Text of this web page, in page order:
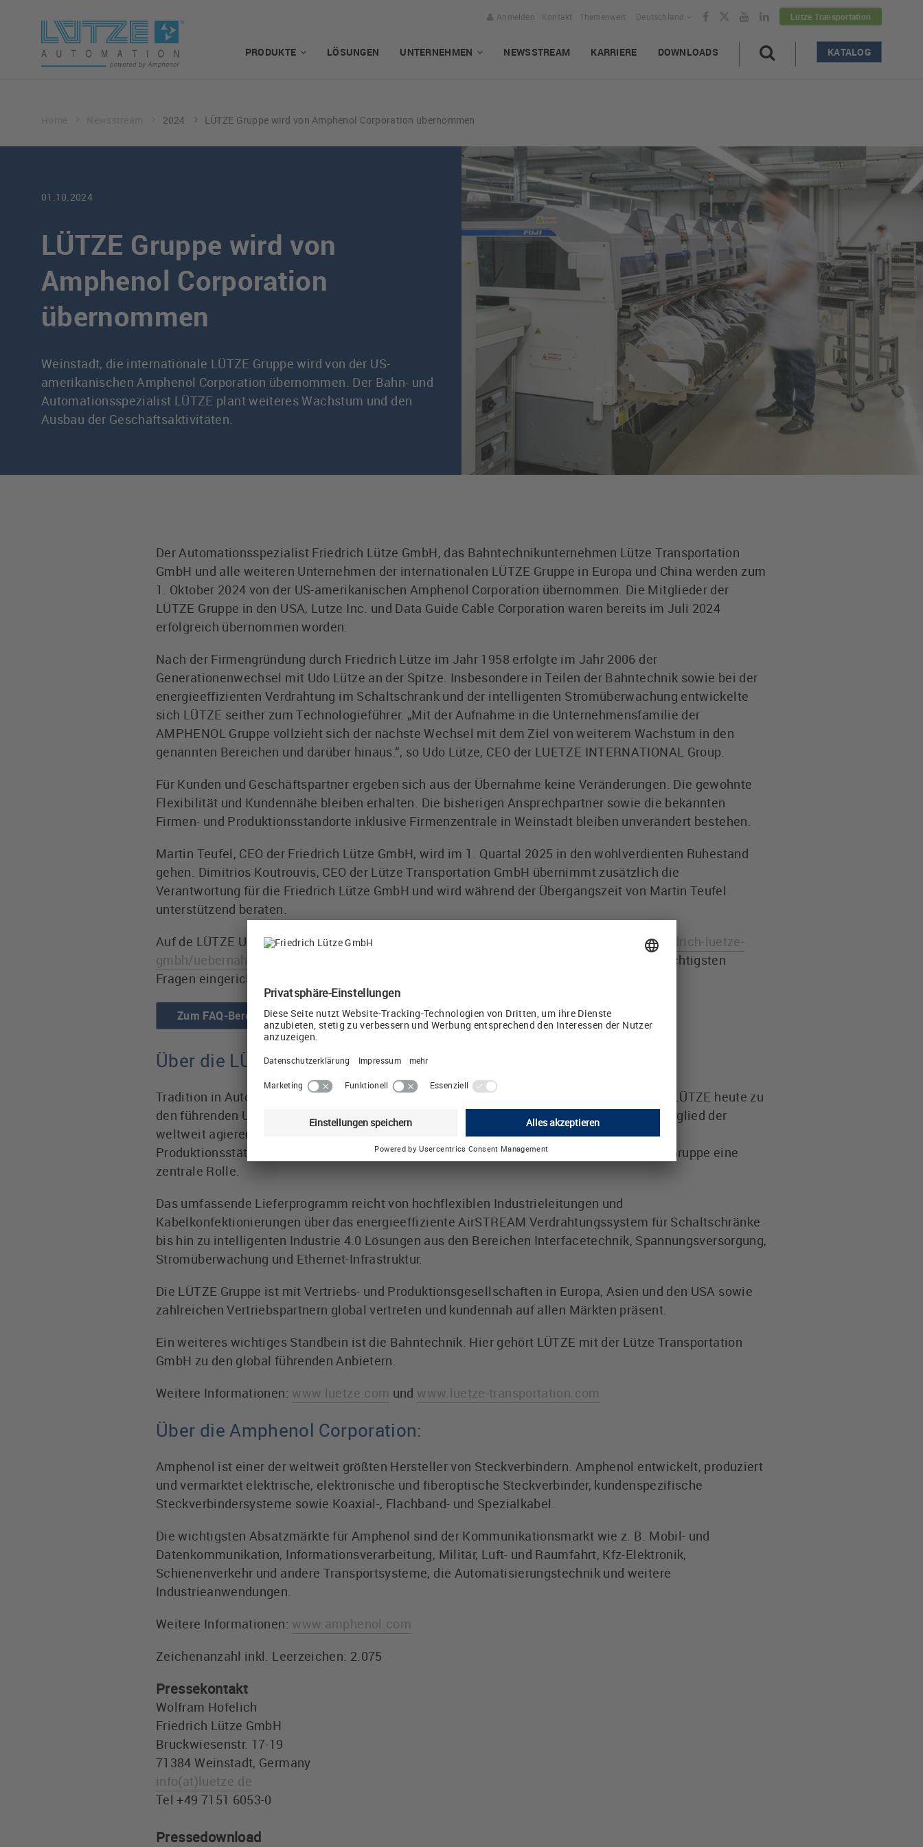
Lütze Transportation
Deutschland
Anmelden Kontakt Themenwelt
PRODUKTE LÖSUNGEN UNTERNEHMEN NEWSSTREAM KARRIERE DOWNLOADS KATALOG
2024 LÜTZE Gruppe wird von Amphenol Corporation übernommen
01.10.2024
LÜTZE Gruppe wird von
Amphenol Corporation
übernommen
Weinstadt, die internationale LÜTZE Gruppe wird von der US-
amerikanischen Amphenol Corporation übernommen. Der Bahn- und
Automationsspezialist LÜTZE plant weiteres Wachstum und den
Ausbau der Geschäftsaktivitäten.
Der Automationsspezialist Friedrich Lütze GmbH, das Bahntechnikunternehmen Lütze Transportation
GmbH und alle weiteren Unternehmen der internationalen LÜTZE Gruppe in Europa und China werden zum
1. Oktober 2024 von der US-amerikanischen Amphenol Corporation übernommen. Die Mitglieder der
LÜTZE Gruppe in den USA, Lutze Inc. und Data Guide Cable Corporation waren bereits im Juli 2024
erfolgreich übernommen worden.
Nach der Firmengründung durch Friedrich Lütze im Jahr 1958 erfolgte im Jahr 2006 der
Generationenwechsel mit Udo Lütze an der Spitze. Insbesondere in Teilen der Bahntechnik sowie bei der
energieeffizienten Verdrahtung im Schaltschrank und der intelligenten Stromüberwachung entwickelte
sich LÜTZE seither zum Technologieführer. „Mit der Aufnahme in die Unternehmensfamilie der
AMPHENOL Gruppe vollzieht sich der nächste Wechsel mit dem Ziel von weiterem Wachstum in den
genannten Bereichen und darüber hinaus.“, so Udo Lütze, CEO der LUETZE INTERNATIONAL Group.
Für Kunden und Geschäftspartner ergeben sich aus der Übernahme keine Veränderungen. Die gewohnte
Flexibilität und Kundennähe bleiben erhalten. Die bisherigen Ansprechpartner sowie die bekannten
Firmen- und Produktionsstandorte inklusive Firmenzentrale in Weinstadt bleiben unverändert bestehen.
Martin Teufel, CEO der Friedrich Lütze GmbH, wird im 1. Quartal 2025 in den wohlverdienten Ruhestand
gehen. Dimitrios Koutrouvis, CEO der Lütze Transportation GmbH übernimmt zusätzlich die
Verantwortung für die Friedrich Lütze GmbH und wird während der Übergangszeit von Martin Teufel
unterstützend beraten.
Auf de LÜTZE Unternehmensseite unter
https://www.luetze.com/de-de/unternehmen/friedrich-luetze-
gmbh/uebernahme-der-luetze-gruppe-faq
wurde ein FAQ-Bereich zur Beantwortung der wichtigsten
Fragen eingerichtet.
Zum FAQ-Bereich
Über die LÜTZE Gruppe:
Tradition in Automation seit 1958 - Mit unzähligen Pionierleistungen und Patenten gehört LÜTZE heute zu
den führenden Unternehmen in der Branche. Die Friedrich Lütze GmbH in Weinstadt ist Mitglied der
weltweit agierenden LUETZE INTERNATIONAL GROUP und spielt mit seinem Vertrieb, den
Produktionsstätten und der Entwicklungs- und Forschungsabteilung innerhalb der LÜTZE Gruppe eine
zentrale Rolle.
Das umfassende Lieferprogramm reicht von hochflexiblen Industrieleitungen und
Kabelkonfektionierungen über das energieeffiziente AirSTREAM Verdrahtungssystem für Schaltschränke
bis hin zu intelligenten Industrie 4.0 Lösungen aus den Bereichen Interfacetechnik, Spannungsversorgung,
Stromüberwachung und Ethernet-Infrastruktur.
Die LÜTZE Gruppe ist mit Vertriebs- und Produktionsgesellschaften in Europa, Asien und den USA sowie
zahlreichen Vertriebspartnern global vertreten und kundennah auf allen Märkten präsent.
Ein weiteres wichtiges Standbein ist die Bahntechnik. Hier gehört LÜTZE mit der Lütze Transportation
GmbH zu den global führenden Anbietern.
Weitere Informationen: www.luetze.com und www.luetze-transportation.com
Über die Amphenol Corporation:
Amphenol ist einer der weltweit größten Hersteller von Steckverbindern. Amphenol entwickelt, produziert
und vermarktet elektrische, elektronische und fiberoptische Steckverbinder, kundenspezifische
Steckverbindersysteme sowie Koaxial-, Flachband- und Spezialkabel.
Die wichtigsten Absatzmärkte für Amphenol sind der Kommunikationsmarkt wie z. B. Mobil- und
Datenkommunikation, Informationsverarbeitung, Militär, Luft- und Raumfahrt, Kfz-Elektronik,
Schienenverkehr und andere Transportsysteme, die Automatisierungstechnik und weitere
Industrieanwendungen.
Weitere Informationen: www.amphenol.com
Zeichenanzahl inkl. Leerzeichen: 2.075
Pressekontakt
Wolfram Hofelich
Friedrich Lütze GmbH
Bruckwiesenstr. 17-19
71384 Weinstadt, Germany
info(at)luetze.de
Tel +49 7151 6053-0
Pressedownload